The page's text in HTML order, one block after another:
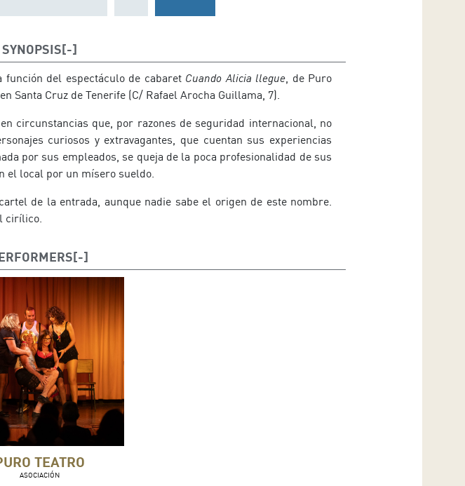
SYNOPSIS
función del espectáculo de cabaret Cuando Alicia llegue, de Puro
Santa Cruz de Tenerife (C/ Rafael Arocha Guillama, 7).
circunstancias que, por razones de seguridad internacional, no
curiosos y extravagantes, que cuentan sus experiencias
por sus empleados, se queja de la poca profesionalidad de sus
el local por un mísero sueldo.
de la entrada, aunque nadie sabe el origen de este nombre.
cirílico.
TEATRO
ASOCIACIÓN